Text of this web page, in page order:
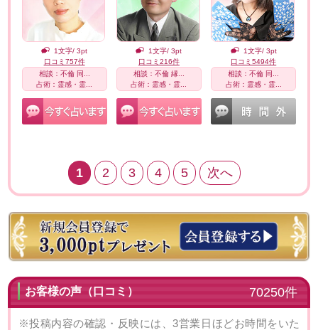
1文字/ 3pt
口コミ757件
相談：不倫 同...
占術：霊感・霊...
1文字/ 3pt
口コミ216件
相談：不倫 縁...
占術：霊感・霊...
1文字/ 3pt
口コミ5494件
相談：不倫 同...
占術：霊感・霊...
1 2 3 4 5 次へ
お客様の声（口コミ） 70250件
※投稿内容の確認・反映には、3営業日ほどお時間をいた